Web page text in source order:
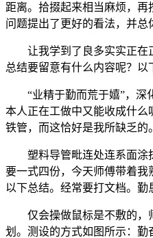
距离。拾掇起来相当麻烦，
问题提出了更好的看法，并总
让我学到了良多实实正在正
总结要留意有什么内容呢？以
“业精于勤而荒于嬉”，深化
本人正在工做中又能收成什么
铁管，而这恰好是我所缺乏的
塑料导管毗连处连系面涂抹
要一式四份，今天师傅带着
以下总结。经常要打文档。勤
仅会操做鼠标是不敷的，师
划。测设的方式如图所示：勤